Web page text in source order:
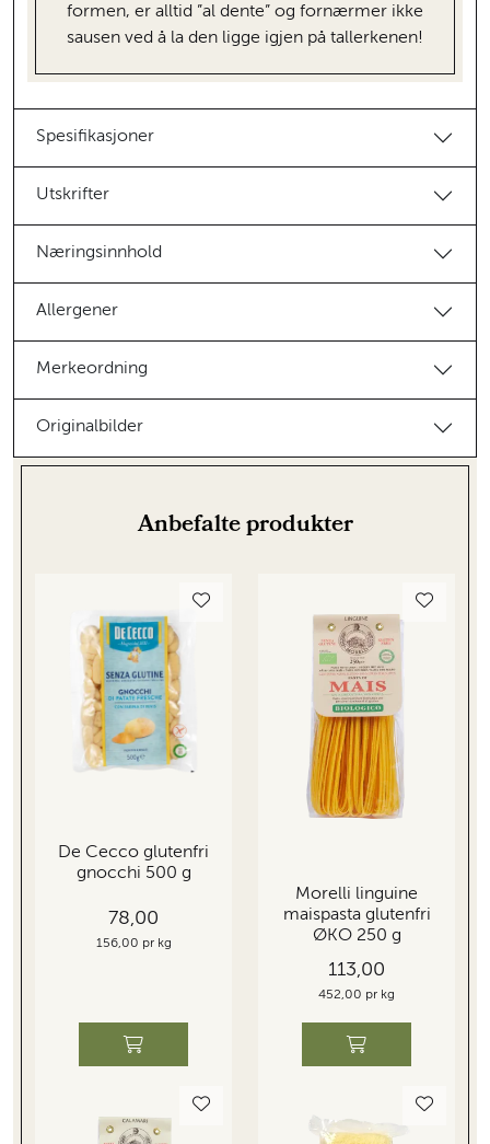
formen, er alltid ”al dente” og fornærmer ikke
sausen ved å la den ligge igjen på tallerkenen!
Spesifikasjoner
Utskrifter
Næringsinnhold
Allergener
Merkeordning
Originalbilder
Anbefalte produkter
De Cecco glutenfri
gnocchi 500 g
78,00
156,00 pr kg
Morelli linguine
maispasta glutenfri
ØKO 250 g
113,00
452,00 pr kg